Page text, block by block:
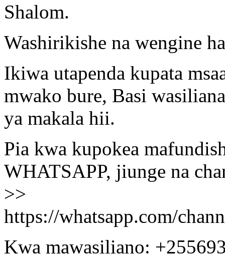
Shalom.
Washirikishe na wengine
Ikiwa utapenda kupata
mwako bure, Basi
ya makala hii.
Pia kwa kupokea
WHATSAPP, jiunge na
>>
https://whatsapp.com/
Kwa mawasiliano: